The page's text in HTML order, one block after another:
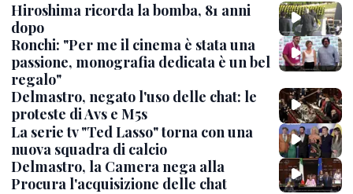
Hiroshima ricorda la bomba, 81 anni
dopo
Ronchi: "Per me il cinema è stata una
passione, monografia dedicata è un bel
regalo"
Delmastro, negato l'uso delle chat: le
proteste di Avs e M5s
La serie tv "Ted Lasso" torna con una
nuova squadra di calcio
Delmastro, la Camera nega alla
Procura l'acquisizione delle chat